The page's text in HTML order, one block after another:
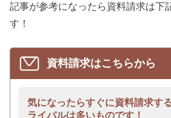
記事が参考になったら資料請求は下
す！
資料請求はこちらから
気になったらすぐに資料請求す
ライバルは多いものです！